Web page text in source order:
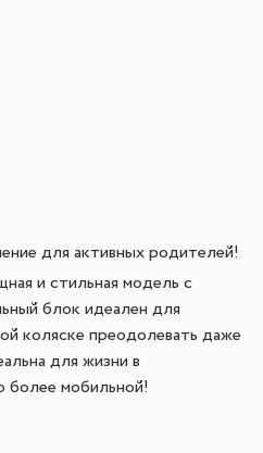
для активных родителей!
и стильная модель с
блок идеален для
коляске преодолевать даже
для жизни в
более мобильной!